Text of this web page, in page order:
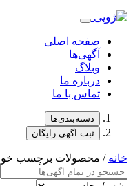
صفحه اصلی
آگهی‌ها
وبلاگ
درباره ما
تماس با ما
دسته‌بندی‌ها
ثبت اگهی رایگان
خانه / محصولات برچسب